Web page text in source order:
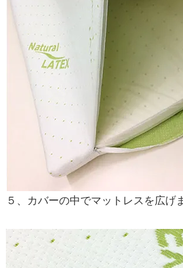
５、カバーの中でマットレスを広げ